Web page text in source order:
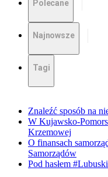
Polecane
Najnowsze
Tagi
Znaleźć sposób na
W Kujawsko-
Krzemowej
O finansach
Samorządów
Pod hasłem